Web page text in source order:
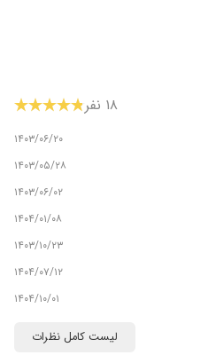
۱۸ نفر
۱۴۰۳/۰۶/۲۰
۱۴۰۳/۰۵/۲۸
۱۴۰۳/۰۶/۰۲
۱۴۰۴/۰۱/۰۸
۱۴۰۳/۱۰/۲۳
۱۴۰۴/۰۷/۱۲
۱۴۰۴/۱۰/۰۱
لیست کامل نظرات